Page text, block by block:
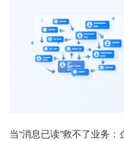
当“消息已读”救不了业务